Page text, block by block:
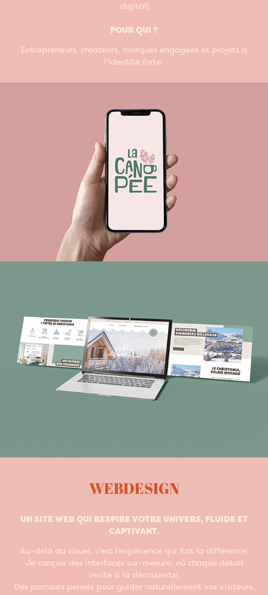
digital)
POUR QUI ?
Entrepreneurs, créateurs, marques engagées et projets à
l’identité forte.
WEBDESIGN​​​​​​​
UN SITE WEB QUI RESPIRE VOTRE UNIVERS, FLUIDE ET
CAPTIVANT.
Au-delà du visuel, c’est l’expérience qui fait la différence.
Je conçois des interfaces sur-mesure, où chaque détail
invite à la découverte.
Des parcours pensés pour guider naturellement vos visiteurs,